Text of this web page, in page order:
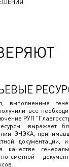
выполненные
все
РУП
выражает
ЭНЭКА,
документации,
сметной